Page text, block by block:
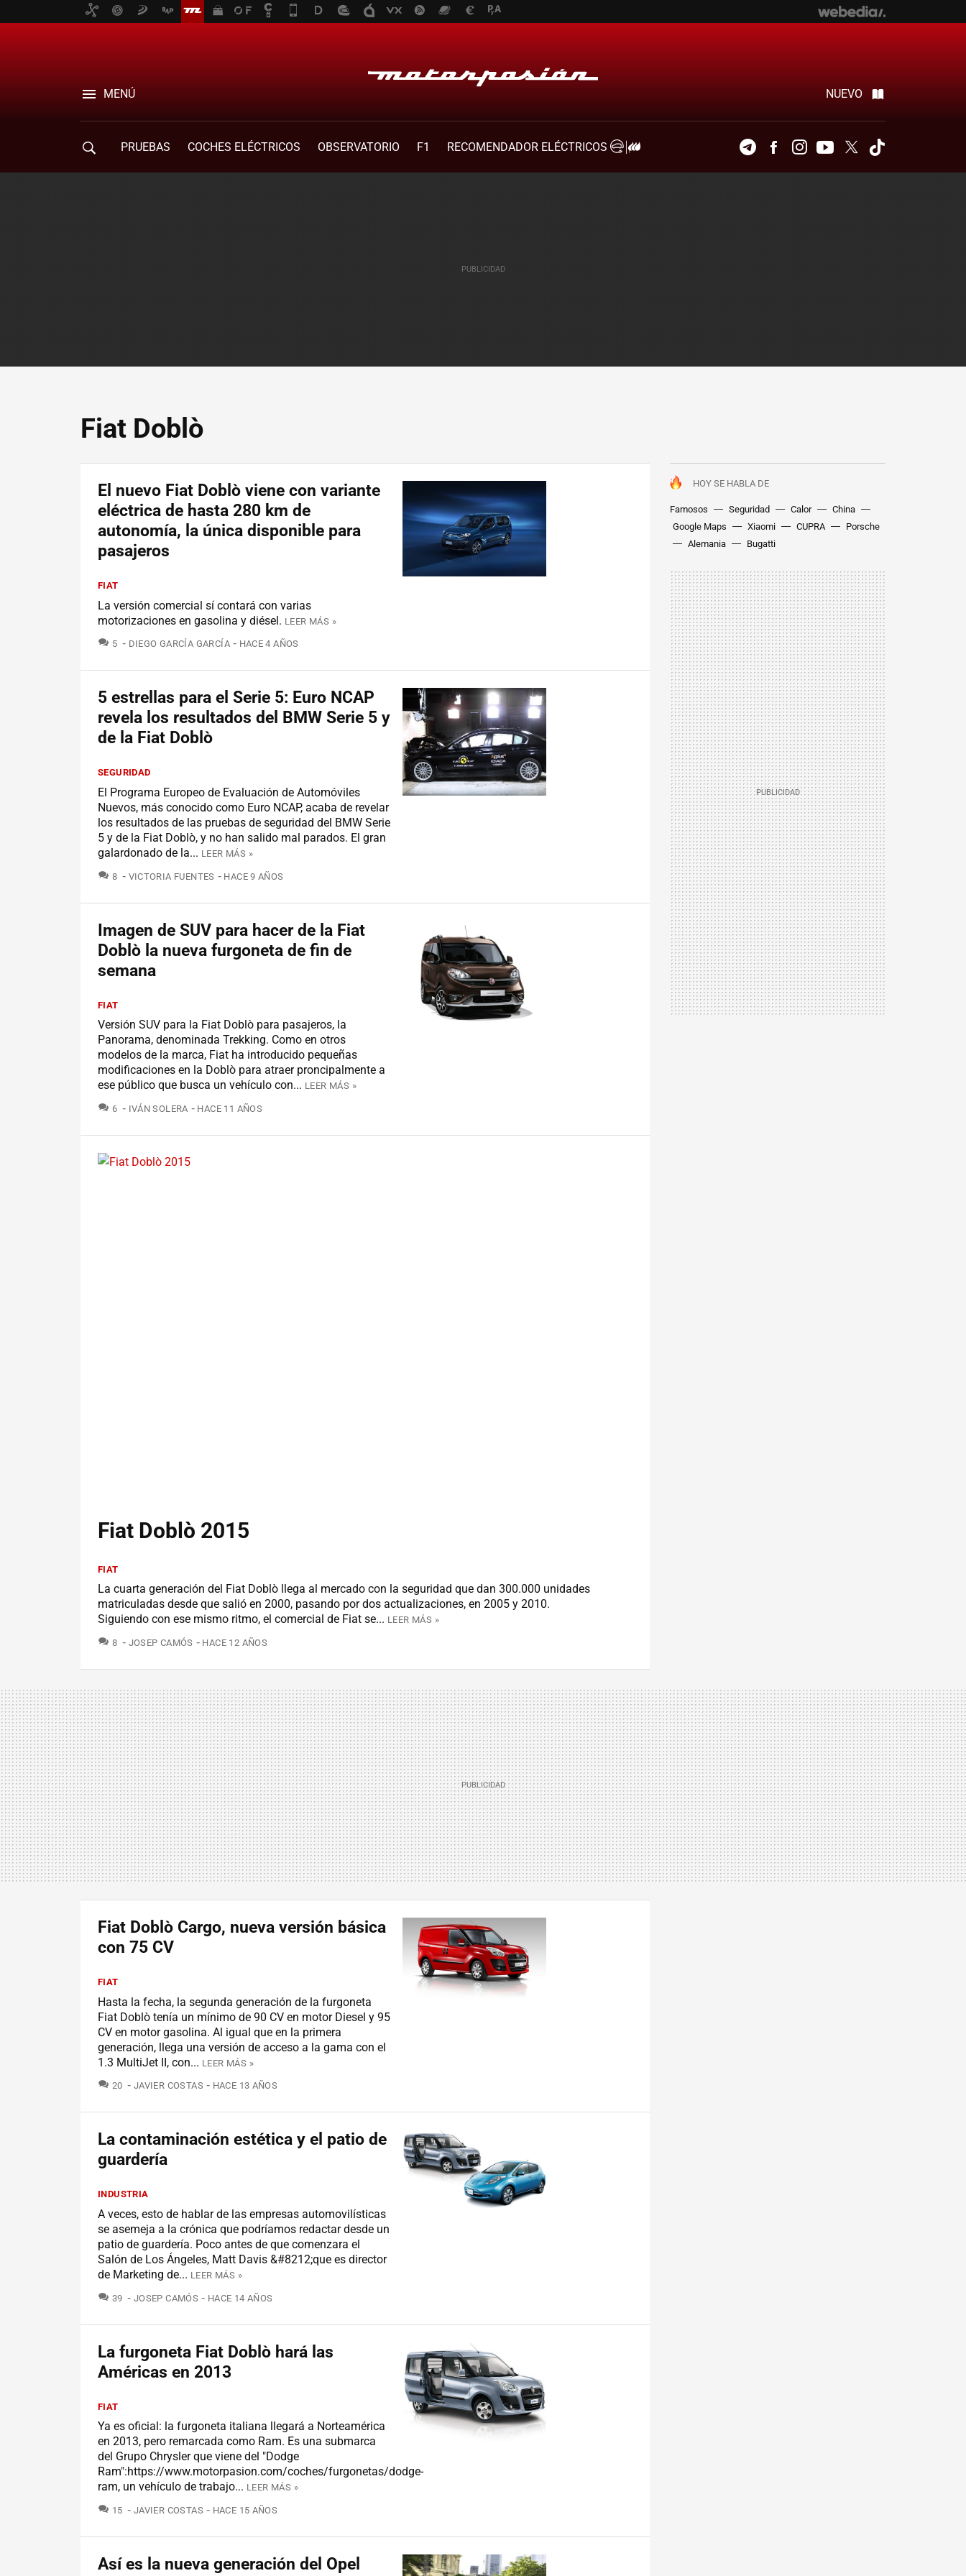
MENÚ NUEVO
PRUEBAS COCHES ELÉCTRICOS OBSERVATORIO F1
RECOMENDADOR ELÉCTRICOS
TelegramFacebookInstagramYoutubeTwitter
Fiat Doblò
HOY SE HABLA DE
Famosos Seguridad Calor
China
Google Maps
Xiaomi CUPRA
Porsche
Alemania
Bugatti
El nuevo Fiat Doblò viene con variante
eléctrica de hasta 280 km de
autonomía, la única disponible para
pasajeros
FIAT
La versión comercial sí contará con varias
motorizaciones en gasolina y diésel. LEER MÁS »
5 COMENTARIOS
DIEGO GARCÍA GARCÍA HACE 4 AÑOS
5 estrellas para el Serie 5: Euro NCAP
revela los resultados del BMW Serie 5 y
de la Fiat Doblò
SEGURIDAD
El Programa Europeo de Evaluación de Automóviles
Nuevos, más conocido como Euro NCAP, acaba de revelar
los resultados de las pruebas de seguridad del BMW Serie
5 y de la Fiat Doblò, y no han salido mal parados. El gran
galardonado de la... LEER MÁS »
8 COMENTARIOS
VICTORIA FUENTES HACE 9 AÑOS
Imagen de SUV para hacer de la Fiat
Doblò la nueva furgoneta de fin de
semana
FIAT
Versión SUV para la Fiat Doblò para pasajeros, la
Panorama, denominada Trekking. Como en otros
modelos de la marca, Fiat ha introducido pequeñas
modificaciones en la Doblò para atraer proncipalmente a
ese público que busca un vehículo con... LEER MÁS »
6 COMENTARIOS
IVÁN SOLERA HACE 11 AÑOS
Fiat Doblò 2015
FIAT
La cuarta generación del Fiat Doblò llega al mercado con la seguridad que dan 300.000 unidades
matriculadas desde que salió en 2000, pasando por dos actualizaciones, en 2005 y 2010.
Siguiendo con ese mismo ritmo, el comercial de Fiat se... LEER MÁS »
8 COMENTARIOS
JOSEP CAMÓS HACE 12 AÑOS
Fiat Doblò Cargo, nueva versión básica
con 75 CV
FIAT
Hasta la fecha, la segunda generación de la furgoneta
Fiat Doblò tenía un mínimo de 90 CV en motor Diesel y 95
CV en motor gasolina. Al igual que en la primera
generación, llega una versión de acceso a la gama con el
1.3 MultiJet II, con... LEER MÁS »
20 COMENTARIOS
JAVIER COSTAS HACE 13 AÑOS
La contaminación estética y el patio de
guardería
INDUSTRIA
A veces, esto de hablar de las empresas automovilísticas
se asemeja a la crónica que podríamos redactar desde un
patio de guardería. Poco antes de que comenzara el
Salón de Los Ángeles, Matt Davis &#8212;que es director
de Marketing de... LEER MÁS »
39 COMENTARIOS
JOSEP CAMÓS HACE 14 AÑOS
La furgoneta Fiat Doblò hará las
Américas en 2013
FIAT
Ya es oficial: la furgoneta italiana llegará a Norteamérica
en 2013, pero remarcada como Ram. Es una submarca
del Grupo Chrysler que viene del "Dodge
Ram":https://www.motorpasion.com/coches/furgonetas/dodge-
ram, un vehículo de trabajo... LEER MÁS »
15 COMENTARIOS
JAVIER COSTAS HACE 15 AÑOS
Así es la nueva generación del Opel